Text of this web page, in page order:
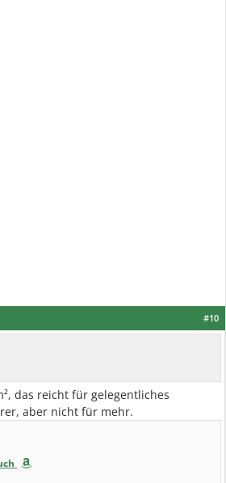
#10
das reicht für gelegentliches
aber nicht für mehr.